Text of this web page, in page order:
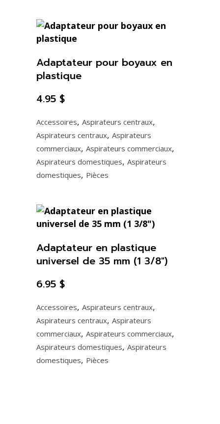
Accessoires, Aspirateurs centraux,
Aspirateurs centraux, Aspirateurs
commerciaux, Aspirateurs commerciaux,
Aspirateurs domestiques, Aspirateurs
domestiques, Pièces
Adaptateur pour boyaux en
plastique
4.95 $
Accessoires, Aspirateurs centraux,
Aspirateurs centraux, Aspirateurs
commerciaux, Aspirateurs commerciaux,
Aspirateurs domestiques, Aspirateurs
domestiques, Pièces
Adaptateur en plastique
universel de 35 mm (1 3/8″)
6.95 $